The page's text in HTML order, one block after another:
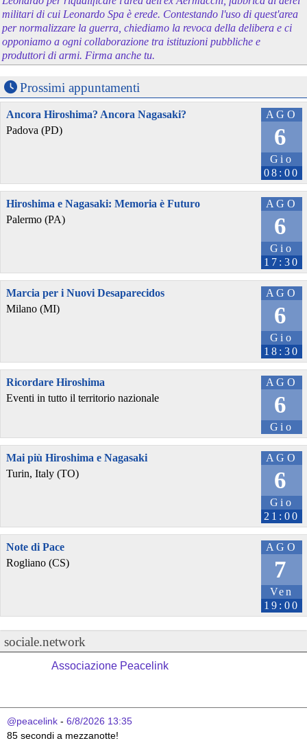
militari di cui Leonardo Spa è erede. Contestando l'uso di quest'area
per normalizzare la guerra, chiediamo la revoca della delibera e ci
opponiamo a ogni collaborazione tra istituzioni pubbliche e
produttori di armi. Firma anche tu.
Prossimi appuntamenti
AGO
6
Gio
08:00
Ancora Hiroshima? Ancora Nagasaki?
Padova (PD)
AGO
6
Gio
17:30
Hiroshima e Nagasaki: Memoria è Futuro
Palermo (PA)
AGO
6
Gio
18:30
Marcia per i Nuovi Desaparecidos
Milano (MI)
AGO
6
Gio
Ricordare Hiroshima
Eventi in tutto il territorio nazionale
AGO
6
Gio
21:00
Mai più Hiroshima e Nagasaki
Turin, Italy (TO)
AGO
7
Ven
19:00
Note di Pace
Rogliano (CS)
sociale.network
Associazione Peacelink
@peacelink - 6/8/2026 13:35
85 secondi a mezzanotte!